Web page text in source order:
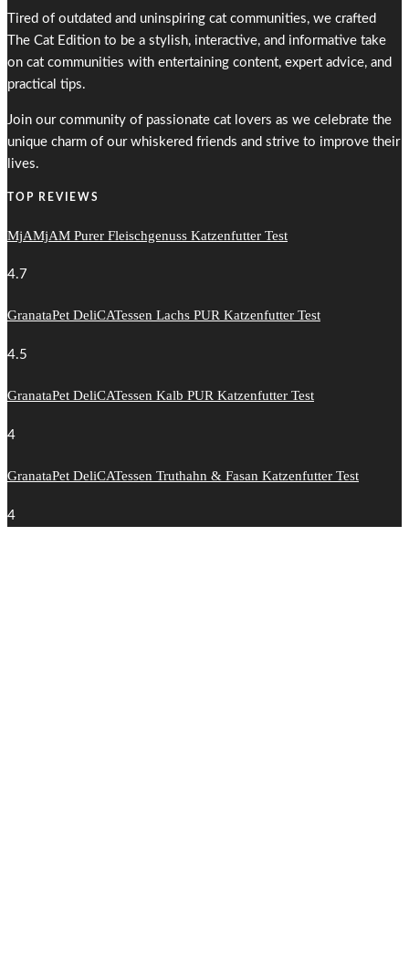
Tired of outdated and uninspiring cat communities, we crafted
The Cat Edition to be a stylish, interactive, and informative take
on cat communities with entertaining content, expert advice, and
practical tips.
Join our community of passionate cat lovers as we celebrate the
unique charm of our whiskered friends and strive to improve their
lives.
TOP REVIEWS
MjAMjAM Purer Fleischgenuss Katzenfutter Test
4.7
GranataPet DeliCATessen Lachs PUR Katzenfutter Test
4.5
GranataPet DeliCATessen Kalb PUR Katzenfutter Test
4
GranataPet DeliCATessen Truthahn & Fasan Katzenfutter Test
4